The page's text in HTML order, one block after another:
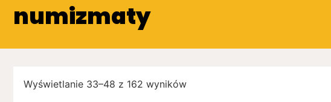
numizmaty
Wyświetlanie 33–48 z 162 wyników